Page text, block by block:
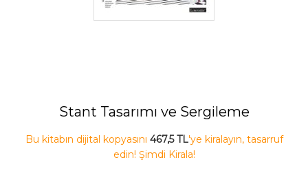
Stant Tasarımı ve Sergileme
Bu kitabın dijital kopyasını 467,5 TL'ye kiralayın, tasarruf
edin! Şimdi Kirala!